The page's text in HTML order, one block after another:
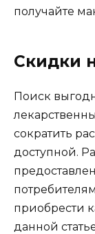
получайте
Скидки
Поиск
сократить
доступной.
приобрести
данной